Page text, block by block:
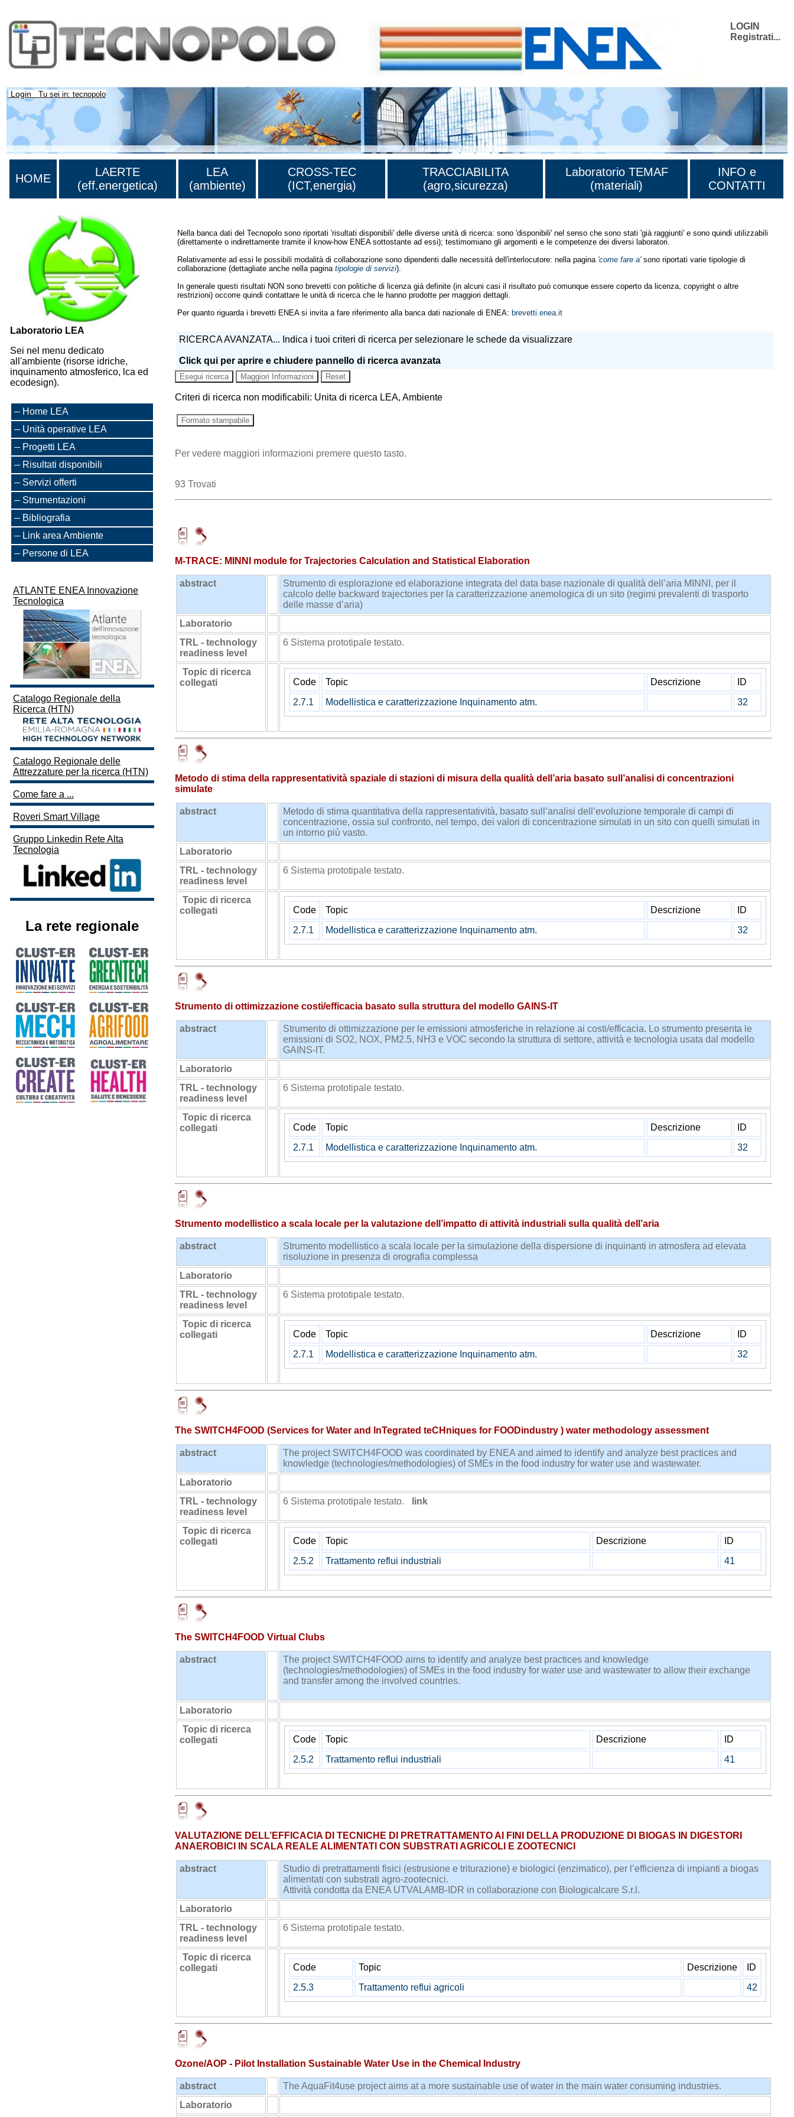
LOGIN
Registrati...
Login Tu sei in: tecnopolo
HOME
LAERTE
(eff.energetica)
LEA
(ambiente)
CROSS-TEC
(ICT,energia)
TRACCIABILITA
(agro,sicurezza)
Laboratorio TEMAF
(materiali)
INFO e
CONTATTI
Laboratorio LEA
Sei nel menu dedicato
all'ambiente (risorse idriche,
inquinamento atmosferico, lca ed
ecodesign).
Home LEA
Unità operative LEA
Progetti LEA
Risultati disponibili
Servizi offerti
Strumentazioni
Bibliografia
Link area Ambiente
Persone di LEA
ATLANTE ENEA Innovazione
Tecnologica
Catalogo Regionale della
Ricerca (HTN)
Catalogo Regionale delle
Attrezzature per la ricerca (HTN)
Come fare a ...
Roveri Smart Village
Gruppo Linkedin Rete Alta
Tecnologia
La rete regionale
Nella banca dati del Tecnopolo sono riportati 'risultati disponibili' delle diverse unità di ricerca: sono 'disponibili' nel senso che sono stati 'già raggiunti' e sono quindi utilizzabili
(direttamente o indirettamente tramite il know-how ENEA sottostante ad essi); testimomiano gli argomenti e le competenze dei diversi laboratori.
Relativamente ad essi le possibili modalità di collaborazione sono dipendenti dalle necessità dell'interlocutore: nella pagina 'come fare a'sono riportati varie tipologie di
collaborazione (dettagliate anche nella pagina tipologie di servizi).
In generale questi risultati NON sono brevetti con politiche di licenza già definite (in alcuni casi il risultato può comunque essere coperto da licenza, copyright o altre
restrizioni) occorre quindi contattare le unità di ricerca che le hanno prodotte per maggiori dettagli.
Per quanto riguarda i brevetti ENEA si invita a fare riferimento alla banca dati nazionale di ENEA: brevetti.enea.it
RICERCA AVANZATA... Indica i tuoi criteri di ricerca per selezionare le schede da visualizzare
Click qui per aprire e chiudere pannello di ricerca avanzata
Criteri di ricerca non modificabili: Unita di ricerca LEA, Ambiente
Per vedere maggiori informazioni premere questo tasto.
93 Trovati
M-TRACE: MINNI module for Trajectories Calculation and Statistical Elaboration
abstract
Strumento di esplorazione ed elaborazione integrata del data base nazionale di qualità dell’aria MINNI, per il
calcolo delle backward trajectories per la caratterizzazione anemologica di un sito (regimi prevalenti di trasporto
delle masse d’aria)
Laboratorio
TRL - technology
readiness level
6 Sistema prototipale testato.
Topic di ricerca
collegati
Code Topic Descrizione
ID
2.7.1
Modellistica e caratterizzazione Inquinamento atm. 32
Metodo di stima della rappresentatività spaziale di stazioni di misura della qualità dell’aria basato sull’analisi di concentrazioni
simulate
abstract
Metodo di stima quantitativa della rappresentatività, basato sull’analisi dell’evoluzione temporale di campi di
concentrazione, ossia sul confronto, nel tempo, dei valori di concentrazione simulati in un sito con quelli simulati in
un intorno più vasto.
Laboratorio
TRL - technology
readiness level
6 Sistema prototipale testato.
Topic di ricerca
collegati
Code Topic Descrizione
ID
2.7.1
Modellistica e caratterizzazione Inquinamento atm. 32
Strumento di ottimizzazione costi/efficacia basato sulla struttura del modello GAINS-IT
abstract
Strumento di ottimizzazione per le emissioni atmosferiche in relazione ai costi/efficacia. Lo strumento presenta le
emissioni di SO2, NOX, PM2.5, NH3 e VOC secondo la struttura di settore, attività e tecnologia usata dal modello
GAINS-IT.
Laboratorio
TRL - technology
readiness level
6 Sistema prototipale testato.
Topic di ricerca
collegati
Code Topic Descrizione
ID
2.7.1
Modellistica e caratterizzazione Inquinamento atm. 32
Strumento modellistico a scala locale per la valutazione dell’impatto di attività industriali sulla qualità dell’aria
abstract
Strumento modellistico a scala locale per la simulazione della dispersione di inquinanti in atmosfera ad elevata
risoluzione in presenza di orografia complessa
Laboratorio
TRL - technology
readiness level
6 Sistema prototipale testato.
Topic di ricerca
collegati
Code Topic Descrizione
ID
2.7.1
Modellistica e caratterizzazione Inquinamento atm. 32
The SWITCH4FOOD (Services for Water and InTegrated teCHniques for FOODindustry ) water methodology assessment
abstract
The project SWITCH4FOOD was coordinated by ENEA and aimed to identify and analyze best practices and
knowledge (technologies/methodologies) of SMEs in the food industry for water use and wastewater.
Laboratorio
TRL - technology
readiness level
6 Sistema prototipale testato. link
Topic di ricerca
collegati
Code Topic Descrizione
ID
2.5.2
Trattamento reflui industriali 41
The SWITCH4FOOD Virtual Clubs
abstract
The project SWITCH4FOOD aims to identify and analyze best practices and knowledge
(technologies/methodologies) of SMEs in the food industry for water use and wastewater to allow their exchange
and transfer among the involved countries.
Laboratorio
Topic di ricerca
collegati
Code Topic Descrizione
ID
2.5.2
Trattamento reflui industriali 41
VALUTAZIONE DELL’EFFICACIA DI TECNICHE DI PRETRATTAMENTO AI FINI DELLA PRODUZIONE DI BIOGAS IN DIGESTORI
ANAEROBICI IN SCALA REALE ALIMENTATI CON SUBSTRATI AGRICOLI E ZOOTECNICI
abstract
Studio di pretrattamenti fisici (estrusione e triturazione) e biologici (enzimatico), per l’efficienza di impianti a biogas
alimentati con substrati agro-zootecnici.
Attività condotta da ENEA UTVALAMB-IDR in collaborazione con Biologicalcare S.r.l.
Laboratorio
TRL - technology
readiness level
6 Sistema prototipale testato.
Topic di ricerca
collegati
Code Topic Descrizione
ID
2.5.3
Trattamento reflui agricoli 42
Ozone/AOP - Pilot Installation Sustainable Water Use in the Chemical Industry
abstract
The AquaFit4use project aims at a more sustainable use of water in the main water consuming industries.
Laboratorio